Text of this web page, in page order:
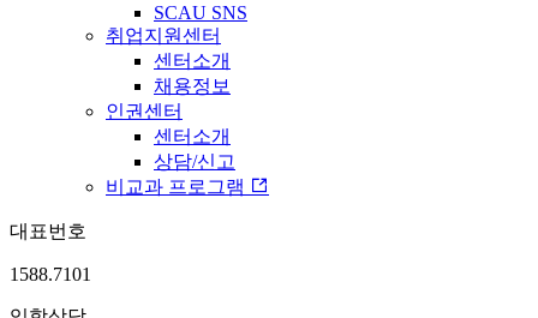
SCAU SNS
취업지원센터
센터소개
채용정보
인권센터
센터소개
상담/신고
비교과 프로그램
대표번호
1588.7101